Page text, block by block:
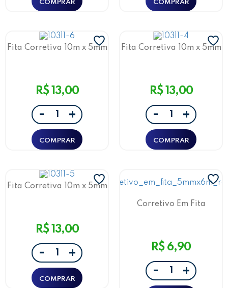
Fita Corretiva 10m x 5mm
R$ 13,00
- +
Fita Corretiva 10m x 5mm
R$ 13,00
- +
Fita Corretiva 10m x 5mm
R$ 13,00
- +
Corretivo Em Fita
R$ 6,90
- +